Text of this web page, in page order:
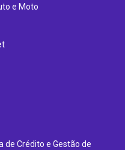
e Moto
de Crédito e Gestão de